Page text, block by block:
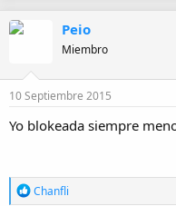
n
s
Peio
Miembro
10 Septiembre 2015
Yo blokeada siempre
R
Chanfli